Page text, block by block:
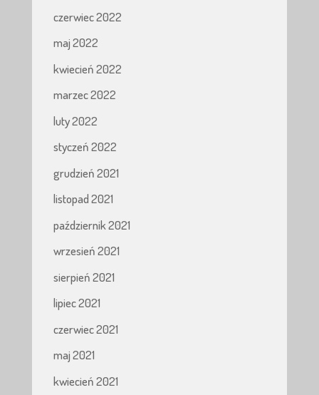
czerwiec 2022
maj 2022
kwiecień 2022
marzec 2022
luty 2022
styczeń 2022
grudzień 2021
listopad 2021
październik 2021
wrzesień 2021
sierpień 2021
lipiec 2021
czerwiec 2021
maj 2021
kwiecień 2021